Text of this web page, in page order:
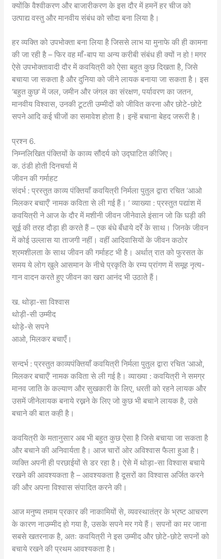
क्योंकि वैश्वीकरण और बाजारीकरण के इस दौर में हमनें हर चीज को
उत्पाद्य वस्तु और मानवीय संबंध को सौदा बना लिया है।
हर व्यक्ति को उपभोक्ता बना लिया है जिससे लाभ या मुनाफे की ही कामना
की जा रही है – फिर वह माँ-बाप या अन्य करीबी संबंध ही क्यों न हो ! मगर
ऐसे उपभोक्तावादी दौर में कवयित्री को ऐसा बहुत कुछ दिखता है, जिसे
बचाया जा सकता है और दुनिया को जीने लायक बनाया जा सकता है। इस
‘बहुत कुछ’ में जल, जमीन और जंगल का संरक्षण, पर्यावरण का जतन,
मानवीय विश्वास, उनकी टूटती उम्मीदों को जीवित करना और छोटे-छोटे
सपने आदि कई चीजों का समावेश होता है। इन्हें बचाना बेहद जरूरी है।
प्रश्न 6.
निम्नलिखित पंक्तियों के काव्य सौंदर्य को उद्घाटित कीजिए।
क. ठंडी होती दिनचर्या में
जीवन की गर्माहट
संदर्भ : प्रस्तुत काव्य पंक्तियाँ कवयित्री निर्मला पुतुल द्वारा रचित ‘आओ
मिलकर बचाएँ’ नामक कविता से ली गई हैं। ‘ व्याख्या : प्रस्तुत पद्यांश में
कवयित्री ने आज के दौर में मशीनी जीवन जीनेवाले इंसान जो कि घड़ी की
सूई की तरह दौड़ा ही करते हैं – एक बंधे बँधाये दर्रे के साथ। जिनके जीवन
में कोई उल्लास या ताजगी नहीं। वहीं आदिवासियों के जीवन कठोर
श्रमशीलता के साथ जीवन की गर्माहट भी है। अर्थात् रात को फुरसत के
समय ये लोग खुले आसमान के नीचे प्रकृति के रम्य प्रांगण में समूह नृत्य-
गान वादन करते हुए जीवन का खरा आनंद भी उठाते हैं।
ख. थोड़ा-सा विश्वास
थोड़ी-सी उम्मीद
थोड़े-से सपने
आओ, मिलकर बचाएँ।
सन्दर्भ : प्रस्तुत काव्यपंक्तियाँ कवयित्री निर्मला पुतुल द्वारा रचित ‘आओ,
मिलकर बचाएँ’ नामक कविता से ली गई है। व्याख्या : कवयित्री ने समग्र
मानव जाति के कल्याण और सुखकारी के लिए, धरती को रहने लायक और
उसमें जीनेलायक बनाये रख्नने के लिए जो कुछ भी बचाने लायक है, उसे
बचाने की बात कही है।
कवयित्री के मतानुसार अब भी बहुत कुछ ऐसा है जिसे बचाया जा सकता है
और बचाने की अनिवार्यता है। आज चारों ओर अविश्वास फैला हुआ है।
व्यक्ति अपनी ही परछाईयों से डर रहा है। ऐसे में थोड़ा-सा विश्वास बचाये
रखने की आवश्यकता है – आवश्यकता है दूसरों का विश्वास अर्जित करने
की और अपना विश्वास संपादित करने की।
आज मनुष्य तमाम प्रकार की नाकामियों से, व्यवस्थातंत्र के भ्रष्ट आचरण
के कारण नाउम्मीद हो गया है, उसके सपने मर गये हैं। सपनों का मर जाना
सबसे खतरनाक है, अतः कवयित्री ने इस उम्मीद और छोटे-छोटे सपनों को
बचाये रखने की प्रथम आवश्यकता है।